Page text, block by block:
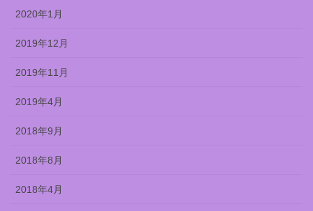
2020年1月
2019年12月
2019年11月
2019年4月
2018年9月
2018年8月
2018年4月